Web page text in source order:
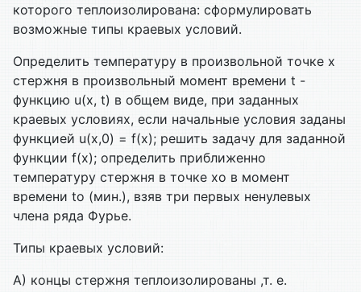
которого теплоизолирована: сформулировать
возможные типы краевых условий.
Определить температуру в произвольной точке х
стержня в произвольный момент времени t -
функцию u(x, t) в общем виде, при заданных
краевых условиях, если начальные условия заданы
функцией u(x,0) = f(x); решить задачу для заданной
функции f(x); определить приближенно
температуру стержня в точке xo в момент
времени to (мин.), взяв три первых ненулевых
члена ряда Фурье.
Типы краевых условий:
А) концы стержня теплоизолированы ,т. е.